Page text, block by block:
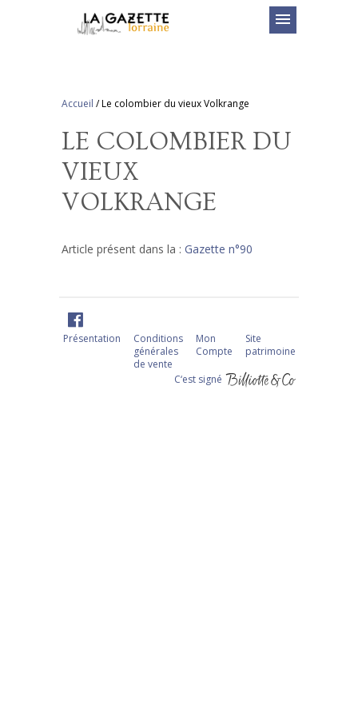
menu
Accueil /Le colombier du vieux Volkrange
LE COLOMBIER DU
VIEUX
VOLKRANGE
Article présent dans la : Gazette n°90
Présentation
Conditions
générales
de vente
Mon
Compte
Site
patrimoine
C‘est signé